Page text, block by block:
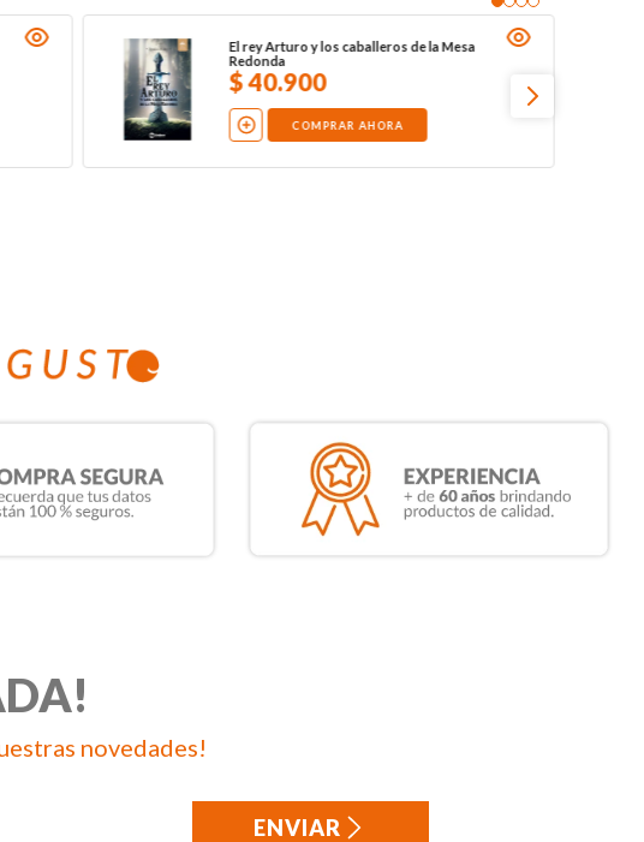
El rey Arturo y los caballeros de la Mesa
Redonda
$40.900
COMPRAR AHORA
novedades!
ENVIAR